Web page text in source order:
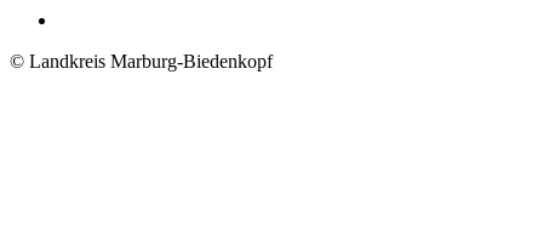
© Landkreis Marburg-Biedenkopf